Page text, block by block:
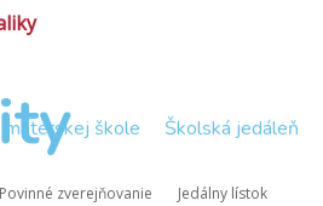
materskej škole
Povinné zverejňovanie
Zápisnice
Nástup do
Školská jedáleň
Jedálny lístok